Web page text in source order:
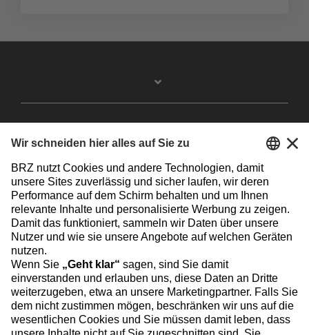
FacebookInstagramLinkedinYouTube